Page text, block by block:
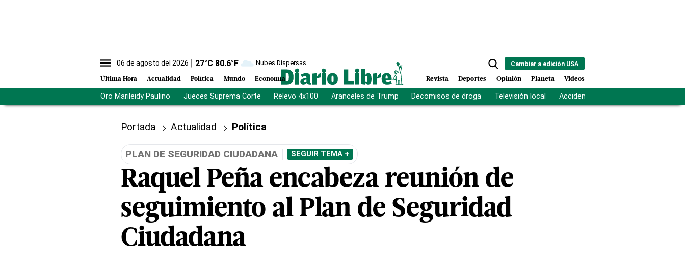
06 de agosto del 2026 27°C 80.6°F Nubes Dispersas
Última Hora Actualidad Política Mundo Economía
Cambiar a edición USA
Revista Deportes Opinión Planeta Videos
Oro Marileidy Paulino Jueces Suprema Corte Relevo 4x100 Aranceles de Trump Decomisos de droga Televisión local Accidente Los Ríos
Portada Actualidad Política
PLAN DE SEGURIDAD CIUDADANA SEGUIR TEMA +
Raquel Peña encabeza reunión de
seguimiento al Plan de Seguridad
Ciudadana